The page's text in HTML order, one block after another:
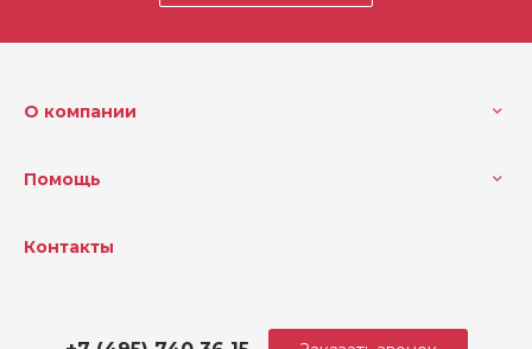
О компании
Помощь
Контакты